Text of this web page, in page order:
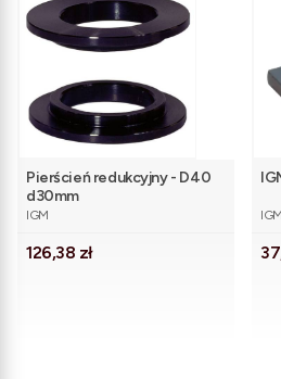
Pierścień redukcyjny - D40
d30mm
PRODUCENT
IGM
Cena
126,38 zł
IGM